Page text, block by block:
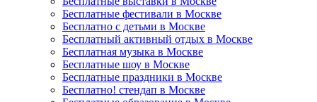
Бесплатные фестивали в Москве
Бесплатно с детьми в Москве
Бесплатный активный отдых в Москве
Бесплатная музыка в Москве
Бесплатные шоу в Москве
Бесплатные праздники в Москве
Бесплатно! стендап в Москве